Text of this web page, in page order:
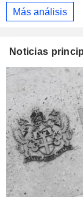
Más análisis
Noticias